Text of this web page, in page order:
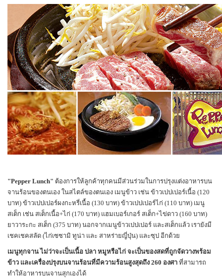
"Pepper Lunch" ต้องการให้ลูกค้าทุกคนมีส่วนร่วมในการปรุงแต่งอาหารบน
จานร้อนของตนเอง ในสไตล์ของตนเอง เมนูข้าว เช่น ข้าวเปปเปอร์เนื้อ (120
บาท) ข้าวเปปเปอร์ผงกะหรี่เนื้อ (130 บาท) ข้าวเปปเปอร์ไก่ (110 บาท) เมนู
สเต็ก เช่น สเต็กเนื้อ+ไก่ (170 บาท) แฮมเบอร์เกอร์ สเต็ก+ไข่ดาว (160 บาท)
ยาวาระกะ สเต็ก (375 บาท) นอกจากเมนูข้าวเปปเปอร์ และสเต็กแล้ว เรายังมี
เชคเชคสลัด (ไก่เซซามิ ทูน่า และ สาหร่ายญี่ปุ่น) และซุป อีกด้วย
เมนูทุกจาน ไม่ว่าจะเป็นเนื้อ ปลา หมูหรือไก่ จะเป็นของสดที่ถูกจัดวางพร้อม
ข้าว และเครื่องปรุงบนจานร้อนที่มีความร้อนสูงสุดถึง 260 องศา ที่สามารถ
ทำให้อาหารบนจานสุกเองได้